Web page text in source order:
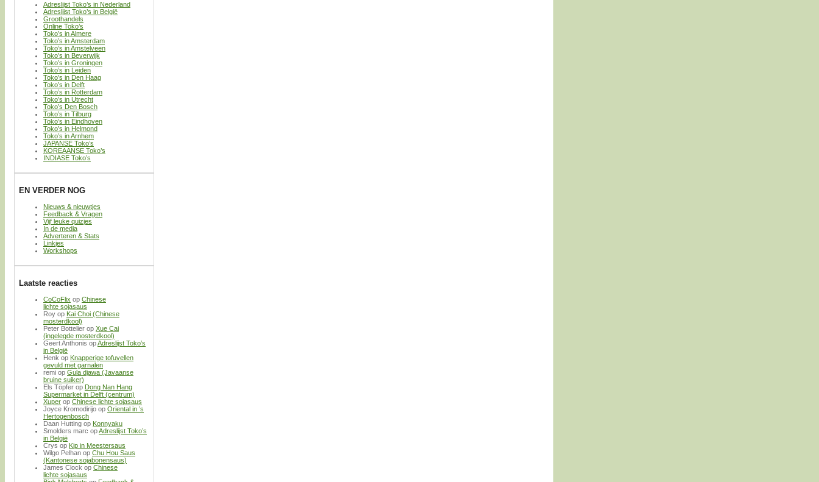
Adreslijst Toko’s in Nederland
Adreslijst Toko’s in België
Groothandels
Online Toko’s
Toko’s in Almere
Toko’s in Amsterdam
Toko’s in Amstelveen
Toko’s in Beverwijk
Toko’s in Groningen
Toko’s in Leiden
Toko’s in Den Haag
Toko’s in Delft
Toko’s in Rotterdam
Toko’s in Utrecht
Toko’s Den Bosch
Toko’s in Tilburg
Toko’s in Eindhoven
Toko’s in Helmond
Toko’s in Arnhem
JAPANSE Toko’s
KOREAANSE Toko’s
INDIASE Toko’s
EN VERDER NOG
Nieuws & nieuwtjes
Feedback & Vragen
Vijf leuke quizjes
In de media
Adverteren & Stats
Linkjes
Workshops
Laatste reacties
CoCoFlix op Chinese
lichte sojasaus
Roy op Kai Choi (Chinese
mosterdkool)
Peter Bottelier op Xue Cai
(ingelegde mosterdkool)
Geert Anthonis opAdreslijst Toko’s
in België
Henk op Knapperige tofuvellen
gevuld met garnalen
remi op Gula djawa (Javaanse
bruine suiker)
Els Töpfer op Dong Nan Hang
Supermarket in Delft (centrum)
Xuper op Chinese lichte sojasaus
Joyce Kromodirijo op Oriental in ’s
Hertogenbosch
Daan Hutting op Konnyaku
Smolders marc opAdreslijst Toko’s
in België
Crys op Kip in Meestersaus
Wilgo Pelhan op Chu Hou Saus
(Kantonese sojabonensaus)
James Clock op Chinese
lichte sojasaus